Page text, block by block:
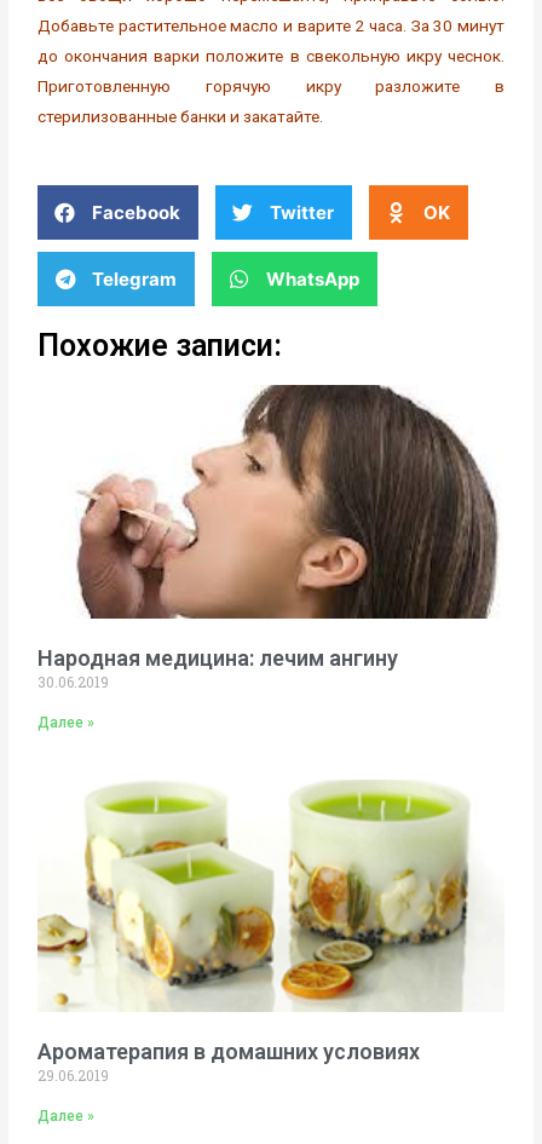
Добавьте растительное масло и варите 2 часа. За 30 минут
до окончания варки положите в свекольную икру чеснок.
Приготовленную горячую икру разложите в
стерилизованные банки и закатайте.
Facebook Twitter OK
Telegram WhatsApp
Похожие записи:
Народная медицина: лечим ангину
30.06.2019
Далее »
Ароматерапия в домашних условиях
29.06.2019
Далее »